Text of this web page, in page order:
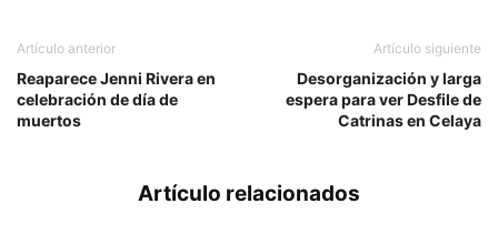
Artículo anterior
Reaparece Jenni Rivera en
celebración de día de
muertos
Artículo siguiente
Desorganización y larga
espera para ver Desfile de
Catrinas en Celaya
Artículo relacionados